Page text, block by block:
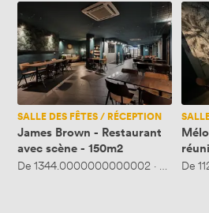
James
Brown
-
Restaurant
avec
scène
-
150m2
SALLE DES FÊTES / RÉCEPTION
James Brown - Restaurant
avec scène - 150m2
De1344.0000000000002 · Jusqu'à
-
Salle
de
-
15m2
De